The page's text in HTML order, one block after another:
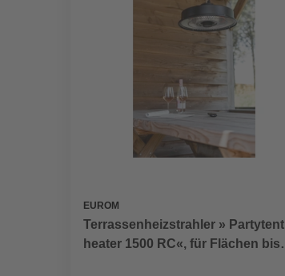
EUROM
Terrassenheizstrahler » Partytent
heater 1500 RC«, für Flächen bis